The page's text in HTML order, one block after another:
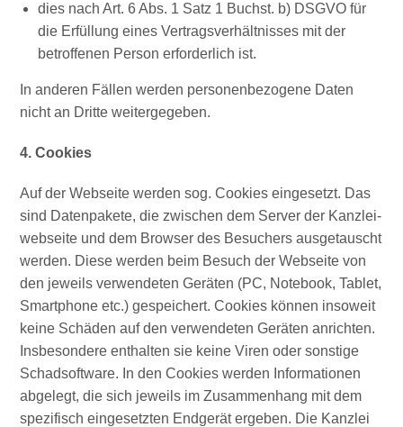
dies nach Art. 6 Abs. 1 Satz 1 Buchst. b) DSGVO für
die Erfül­lung eines Ver­trags­ver­hält­nis­ses mit der
betrof­fe­nen Per­son erfor­der­lich ist.
In ande­ren Fäl­len wer­den per­so­nen­be­zo­ge­ne Daten
nicht an Drit­te weitergegeben.
4. Coo­kies
Auf der Web­sei­te wer­den sog. Coo­kies ein­ge­setzt. Das
sind Daten­pa­ke­te, die zwi­schen dem Ser­ver der Kanz­lei­
web­sei­te und dem Brow­ser des Besu­chers aus­ge­tauscht
wer­den. Die­se wer­den beim Besuch der Web­sei­te von
den jeweils ver­wen­de­ten Gerä­ten (PC, Note­book, Tablet,
Smart­phone etc.) gespei­chert. Coo­kies kön­nen inso­weit
kei­ne Schä­den auf den ver­wen­de­ten Gerä­ten anrich­ten.
Ins­be­son­de­re ent­hal­ten sie kei­ne Viren oder sons­ti­ge
Schad­soft­ware. In den Coo­kies wer­den Infor­ma­tio­nen
abge­legt, die sich jeweils im Zusam­men­hang mit dem
spe­zi­fisch ein­ge­setz­ten End­ge­rät erge­ben. Die Kanz­lei